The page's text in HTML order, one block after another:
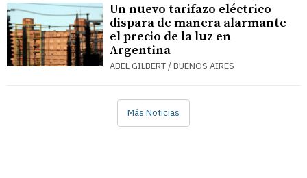
Un nuevo tarifazo eléctrico
dispara de manera alarmante
el precio de la luz en
Argentina
ABEL GILBERT / BUENOS AIRES
Más Noticias